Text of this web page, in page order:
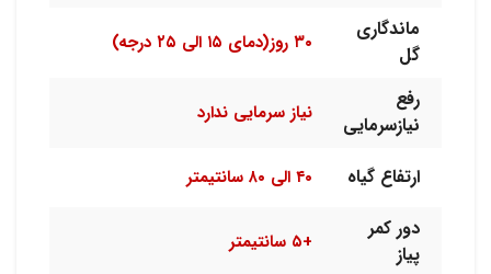
ماندگاری
گل
۳۰ روز(دمای ۱۵ الی ۲۵ درجه)
رفع
نیازسرمایی
نیاز سرمایی ندارد
ارتفاع گیاه ۴۰ الی ۸۰ سانتیمتر
دور کمر
پیاز
+۵ سانتیمتر